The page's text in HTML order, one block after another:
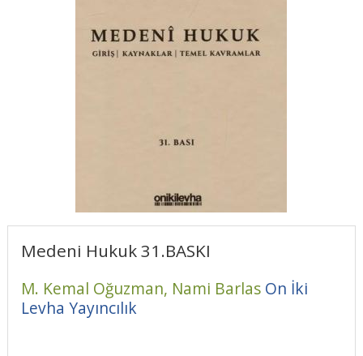
Medeni Hukuk 31.BASKI
M. Kemal Oğuzman, Nami Barlas On İki
Levha Yayıncılık